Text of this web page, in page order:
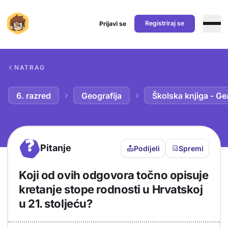
Prijavi se Registriraj se
NATRAG
6. razred Geografija Školska knjiga -
? Pitanje Podijeli Spremi
Koji od ovih odgovora točno opisuje
kretanje stope rodnosti u Hrvatskoj
u 21. stoljeću?